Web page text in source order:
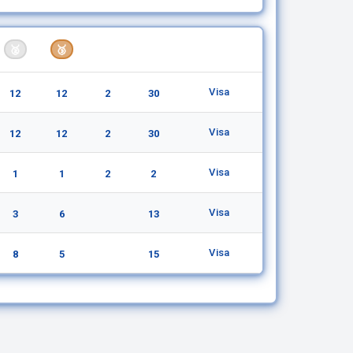
🥈 🥉
12 12 2 30 Visa
12 12 2 30 Visa
1 1 2 2 Visa
3 6 13 Visa
8 5 15 Visa